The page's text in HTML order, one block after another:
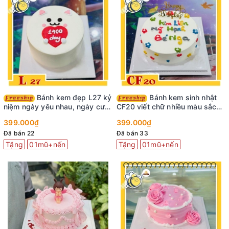
Bánh kem đẹp L27 kỷ
niệm ngày yêu nhau, ngày cưới
399.000₫
Đã bán 22
Tặng 01mũ+nến
CF20 viết chữ nhiều màu sắc
399.000₫
Đã bán 33
Tặng 01mũ+nến